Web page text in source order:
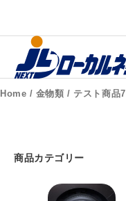
Home / 金物類 / テスト商品7
商品カテゴリー